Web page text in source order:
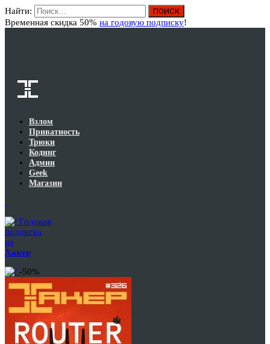
Найти:
Временная скидка 50% на годовую подписку!
Взлом
Приватность
Трюки
Кодинг
Админ
Geek
Магазин
Годовая
подписка
на
Хакер
-50%